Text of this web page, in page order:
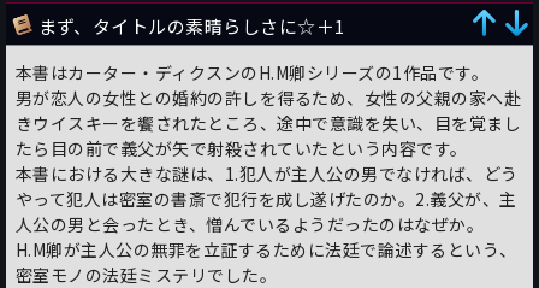
まず、タイトルの素晴らしさに☆＋1
本書はカーター・ディクスンのH.M卿シリーズの1作品です。
男が恋人の女性との婚約の許しを得るため、女性の父親の家へ赴
きウイスキーを饗されたところ、途中で意識を失い、目を覚まし
たら目の前で義父が矢で射殺されていたという内容です。
本書における大きな謎は、1.犯人が主人公の男でなければ、どう
やって犯人は密室の書斎で犯行を成し遂げたのか。2.義父が、主
人公の男と会ったとき、憎んでいるようだったのはなぜか。
H.M卿が主人公の無罪を立証するために法廷で論述するという、
密室モノの法廷ミステリでした。